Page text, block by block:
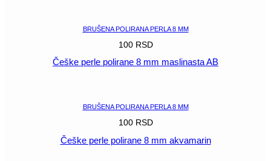
BRUŠENA POLIRANA PERLA 8 MM
100 RSD
Češke perle polirane 8 mm maslinasta AB
BRUŠENA POLIRANA PERLA 8 MM
100 RSD
Češke perle polirane 8 mm akvamarin